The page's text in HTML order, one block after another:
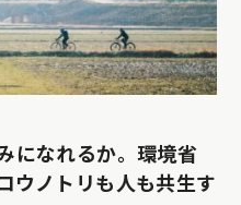
になれるか。環境省
ウノトリも人も共生す